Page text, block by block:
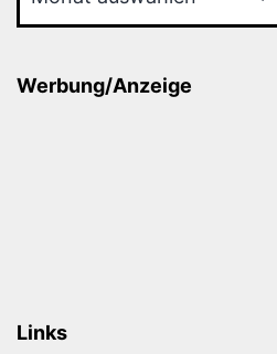
Werbung/Anzeige
Links